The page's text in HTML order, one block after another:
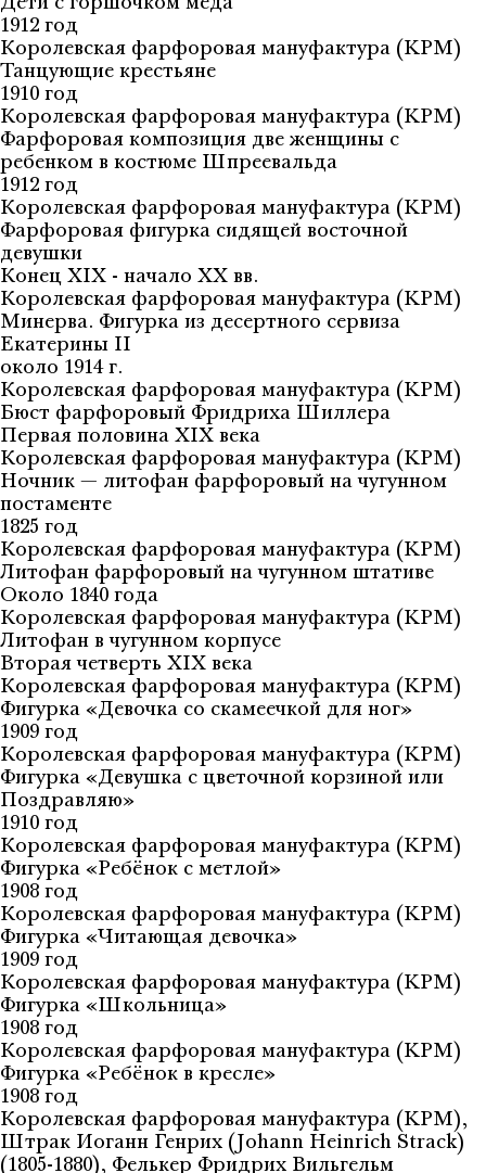
1912 год
Королевская фарфоровая мануфактура (KPM)
Танцующие крестьяне
1910 год
Королевская фарфоровая мануфактура (KPM)
Фарфоровая композиция две женщины с
ребенком в костюме Шпреевальда
1912 год
Королевская фарфоровая мануфактура (KPM)
Фарфоровая фигурка сидящей восточной
девушки
Конец XIX - начало XX вв.
Королевская фарфоровая мануфактура (KPM)
Минерва. Фигурка из десертного сервиза
Екатерины II
около 1914 г.
Королевская фарфоровая мануфактура (KPM)
Бюст фарфоровый Фридриха Шиллера
Первая половина XIX века
Королевская фарфоровая мануфактура (KPM)
Ночник — литофан фарфоровый на чугунном
постаменте
1825 год
Королевская фарфоровая мануфактура (KPM)
Литофан фарфоровый на чугунном штативе
Около 1840 года
Королевская фарфоровая мануфактура (KPM)
Литофан в чугунном корпусе
Вторая четверть XIX века
Королевская фарфоровая мануфактура (KPM)
Фигурка «Девочка со скамеечкой для ног»
1909 год
Королевская фарфоровая мануфактура (KPM)
Фигурка «Девушка с цветочной корзиной или
Поздравляю»
1910 год
Королевская фарфоровая мануфактура (KPM)
Фигурка «Ребёнок с метлой»
1908 год
Королевская фарфоровая мануфактура (KPM)
Фигурка «Читающая девочка»
1909 год
Королевская фарфоровая мануфактура (KPM)
Фигурка «Школьница»
1908 год
Королевская фарфоровая мануфактура (KPM)
Фигурка «Ребёнок в кресле»
1908 год
Королевская фарфоровая мануфактура (KPM),
Штрак Иоганн Генрих (Johann Heinrich Strack)
(1805-1880), Фелькер Фридрих Вильгельм